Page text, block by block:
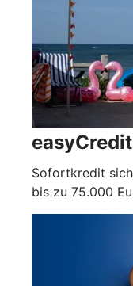
easyCredit
Sofortkredit
bis zu 75.000